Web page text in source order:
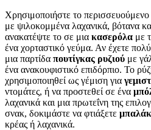
Χρησιμοποιήστε το περισσευούμενο
με ψιλοκομμένα λαχανικά, βότανα
ανακατέψτε το σε μια κασερόλα με
ένα χορταστικό γεύμα. Αν έχετε πολύ
μια παρτίδα πουτίγκας ρυζιού με
ένα ανακουφιστικό επιδόρπιο. Το
χρησιμοποιηθεί ως γέμιση για
ντομάτες, ή να προστεθεί σε ένα
λαχανικά και μια πρωτεΐνη της
σνακ, δοκιμάστε να φτιάξετε
κρέας ή λαχανικά.